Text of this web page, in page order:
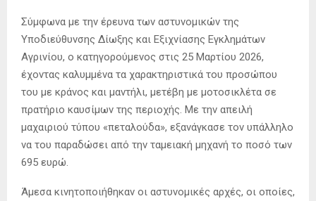
Σύμφωνα με την έρευνα των αστυνομικών της
Υποδιεύθυνσης Δίωξης και Εξιχνίασης Εγκλημάτων
Αγρινίου, ο κατηγορούμενος στις 25 Μαρτίου 2026,
έχοντας καλυμμένα τα χαρακτηριστικά του προσώπου
του με κράνος και μαντήλι, μετέβη με μοτοσικλέτα σε
πρατήριο καυσίμων της περιοχής. Με την απειλή
μαχαιριού τύπου «πεταλούδα», εξανάγκασε τον υπάλληλο
να του παραδώσει από την ταμειακή μηχανή το ποσό των
695 ευρώ.
Άμεσα κινητοποιήθηκαν οι αστυνομικές αρχές, οι οποίες,